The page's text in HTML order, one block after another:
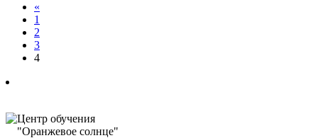
«
1
2
3
4
Центр обучения
"Оранжевое солнце"